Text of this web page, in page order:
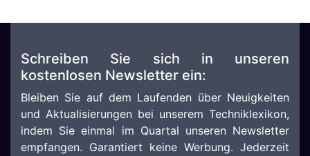
Schreiben Sie sich in unseren
kostenlosen Newsletter ein:
Bleiben Sie auf dem Laufenden über Neuigkeiten
und Aktualisierungen bei unserem Techniklexikon,
indem Sie einmal im Quartal unseren Newsletter
empfangen. Garantiert keine Werbung. Jederzeit